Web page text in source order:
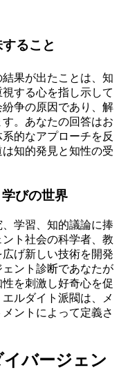
ること
果が出たことは、知
する心を指し示して
争の原因であり、解
。あなたの回答はお
的なアプローチを反
知的発見と知性の受
びの世界
学習、知的議論に捧
ト社会の科学者、教
げ新しい技術を開発
ント診断であなたが
を刺激し好奇心を促
ルダイト派閥は、メ
ントによって定義さ
バージェン